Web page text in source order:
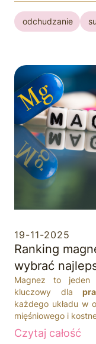
odchudzanie
19-11-2025
Ranking
wybrać
Magnez to
kluczowy dla
każdego układu w
mięśniowego i
Czytaj całość